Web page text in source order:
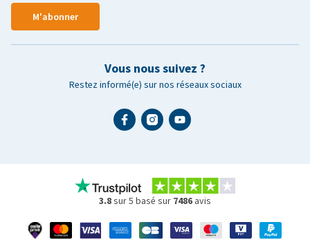
M'abonner
Vous nous suivez ?
Restez informé(e) sur nos réseaux sociaux
3.8sur 5 basé sur 7486 avis